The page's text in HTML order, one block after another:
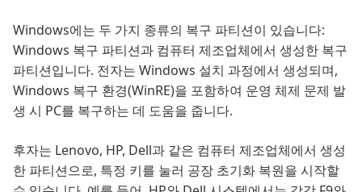
Windows에는 두 가지 종류의 복구 파티션이 있습니다:
Windows 복구 파티션과 컴퓨터 제조업체에서 생성한 복구
파티션입니다. 전자는 Windows 설치 과정에서 생성되며,
Windows 복구 환경(WinRE)을 포함하여 운영 체제 문제 발
생 시 PC를 복구하는 데 도움을 줍니다.
후자는 Lenovo, HP, Dell과 같은 컴퓨터 제조업체에서 생성
한 파티션으로, 특정 키를 눌러 공장 초기화 복원을 시작할